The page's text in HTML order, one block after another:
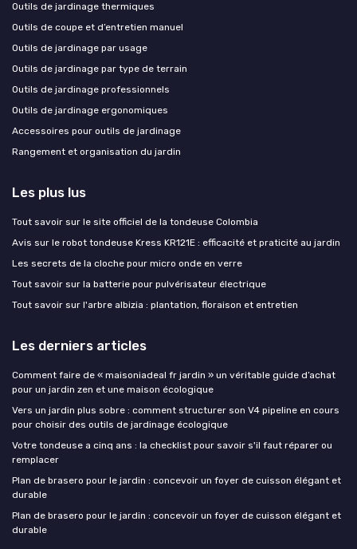
Outils de jardinage thermiques
Outils de coupe et d’entretien manuel
Outils de jardinage par usage
Outils de jardinage par type de terrain
Outils de jardinage professionnels
Outils de jardinage ergonomiques
Accessoires pour outils de jardinage
Rangement et organisation du jardin
Les plus lus
Tout savoir sur le site officiel de la tondeuse Colombia
Avis sur le robot tondeuse Kress KR121E : efficacité et praticité au jardin
Les secrets de la cloche pour micro onde en verre
Tout savoir sur la batterie pour pulvérisateur électrique
Tout savoir sur l'arbre albizia : plantation, floraison et entretien
Les derniers articles
Comment faire de « maisoniadeal fr jardin » un véritable guide d’achat
pour un jardin zen et une maison écologique
Vers un jardin plus sobre : comment structurer son V4 pipeline en cours
pour choisir des outils de jardinage écologique
Votre tondeuse a cinq ans : la checklist pour savoir s'il faut réparer ou
remplacer
Plan de brasero pour le jardin : concevoir un foyer de cuisson élégant et
durable
Plan de brasero pour le jardin : concevoir un foyer de cuisson élégant et
durable